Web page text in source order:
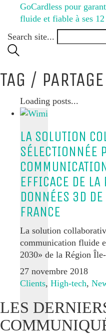
GoCardless pour
fluide et fiable à ses
Search site...
TAG / PARTAGE
Loading posts...
LA SOLUTION
SÉLECTIONNÉE
EFFICACE DE LA
DONNÉES 3D
FRANCE
La solution
communication fluide
2030» de la Région
27 novembre 2018
Clients, High-tech,
LES